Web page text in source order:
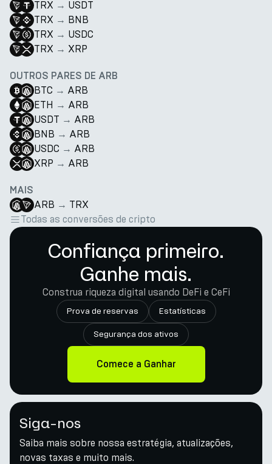
TRX → USDT
TRX → BNB
TRX → USDC
TRX → XRP
OUTROS PARES DE ARB
BTC → ARB
ETH → ARB
USDT → ARB
BNB → ARB
USDC → ARB
XRP → ARB
MAIS
ARB → TRX
Todas as conversões de cripto
Confiança primeiro.
Ganhe mais.
Construa riqueza digital usando DeFi e CeFi
Prova de reservas Estatísticas
Segurança dos ativos
Comece a Ganhar
Siga-nos
Saiba mais sobre nossa estratégia, atualizações,
novas taxas e muito mais.